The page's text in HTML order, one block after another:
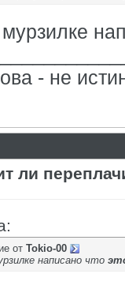
- не
ли
от Tokio-00
написано что